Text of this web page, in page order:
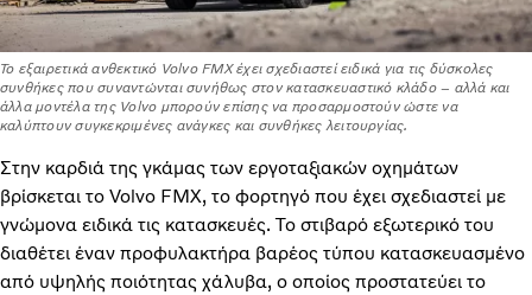
Το εξαιρετικά ανθεκτικό Volvo FMX έχει σχεδιαστεί ειδικά για τις δύσκολες
συνθήκες που συναντώνται συνήθως στον κατασκευαστικό κλάδο – αλλά και
άλλα μοντέλα της Volvo μπορούν επίσης να προσαρμοστούν ώστε να
καλύπτουν συγκεκριμένες ανάγκες και συνθήκες λειτουργίας.
Στην καρδιά της γκάμας των εργοταξιακών οχημάτων
βρίσκεται το Volvo FMX, το φορτηγό που έχει σχεδιαστεί με
γνώμονα ειδικά τις κατασκευές. Το στιβαρό εξωτερικό του
διαθέτει έναν προφυλακτήρα βαρέος τύπου κατασκευασμένο
από υψηλής ποιότητας χάλυβα, ο οποίος προστατεύει το